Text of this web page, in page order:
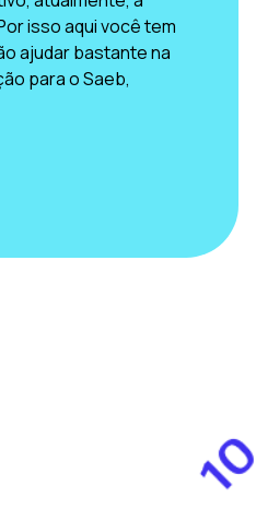
isso aqui você tem
ajudar bastante na
para o Saeb,